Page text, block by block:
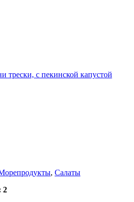
трески, с пекинской капустой
, Салаты
2